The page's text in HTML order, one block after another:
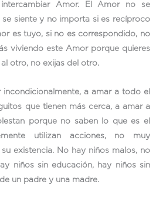
Amor. El Amor no se
siente y no importa si es recíproco
es tuyo, si no es correspondido, no
viviendo este Amor porque quieres
otro, no exijas del otro.
incondicionalmente, a amar a todo el
que tienen más cerca, a amar a
porque no saben lo que es el
utilizan acciones, no muy
existencia. No hay niños malos, no
niños sin educación, hay niños sin
un padre y una madre.